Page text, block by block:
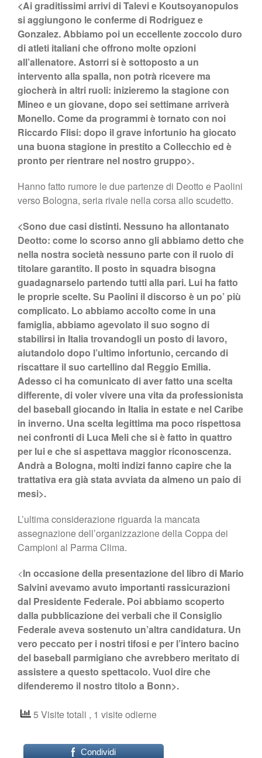
<Ai graditissimi arrivi di Talevi e Koutsoyanopulos
si aggiungono le conferme di Rodriguez e
Gonzalez. Abbiamo poi un eccellente zoccolo duro
di atleti italiani che offrono molte opzioni
all’allenatore. Astorri si è sottoposto a un
intervento alla spalla, non potrà ricevere ma
giocherà in altri ruoli: inizieremo la stagione con
Mineo e un giovane, dopo sei settimane arriverà
Monello. Come da programmi è tornato con noi
Riccardo Flisi: dopo il grave infortunio ha giocato
una buona stagione in prestito a Collecchio ed è
pronto per rientrare nel nostro gruppo>.
Hanno fatto rumore le due partenze di Deotto e Paolini
verso Bologna, seria rivale nella corsa allo scudetto.
<Sono due casi distinti. Nessuno ha allontanato
Deotto: come lo scorso anno gli abbiamo detto che
nella nostra società nessuno parte con il ruolo di
titolare garantito. Il posto in squadra bisogna
guadagnarselo partendo tutti alla pari. Lui ha fatto
le proprie scelte. Su Paolini il discorso è un po’ più
complicato. Lo abbiamo accolto come in una
famiglia, abbiamo agevolato il suo sogno di
stabilirsi in Italia trovandogli un posto di lavoro,
aiutandolo dopo l’ultimo infortunio, cercando di
riscattare il suo cartellino dal Reggio Emilia.
Adesso ci ha comunicato di aver fatto una scelta
differente, di voler vivere una vita da professionista
del baseball giocando in Italia in estate e nel Caribe
in inverno. Una scelta legittima ma poco rispettosa
nei confronti di Luca Meli che si è fatto in quattro
per lui e che si aspettava maggior riconoscenza.
Andrà a Bologna, molti indizi fanno capire che la
trattativa era già stata avviata da almeno un paio di
mesi>.
L’ultima considerazione riguarda la mancata
assegnazione dell’organizzazione della Coppa dei
Campioni al Parma Clima.
<In occasione della presentazione del libro di Mario
Salvini avevamo avuto importanti rassicurazioni
dal Presidente Federale. Poi abbiamo scoperto
dalla pubblicazione dei verbali che il Consiglio
Federale aveva sostenuto un’altra candidatura. Un
vero peccato per i nostri tifosi e per l’intero bacino
del baseball parmigiano che avrebbero meritato di
assistere a questo spettacolo. Vuol dire che
difenderemo il nostro titolo a Bonn>.
5 Visite totali , 1 visite odierne
Condividi